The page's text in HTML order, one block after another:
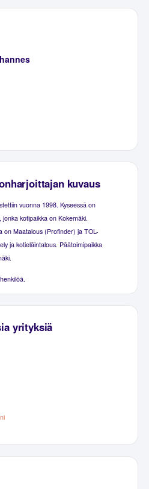
kuvaus
vuonna 1998. Kyseessä on
kotipaikka on Kokemäki.
on Maatalous (Profinder) ja TOL-
ja kotieläintalous. Päätoimipaikka
yrityksiä